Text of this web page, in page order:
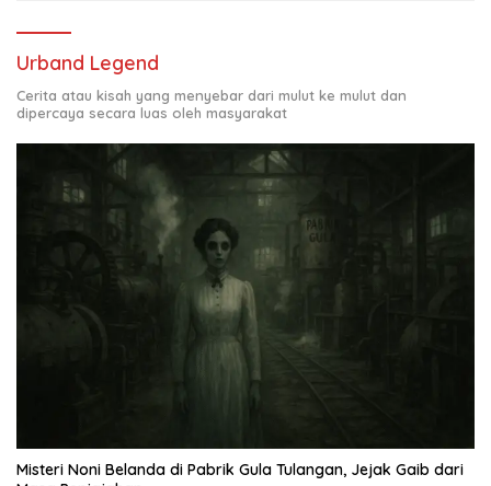
Urband Legend
Cerita atau kisah yang menyebar dari mulut ke mulut dan
dipercaya secara luas oleh masyarakat
Misteri Noni Belanda di Pabrik Gula Tulangan, Jejak Gaib dari